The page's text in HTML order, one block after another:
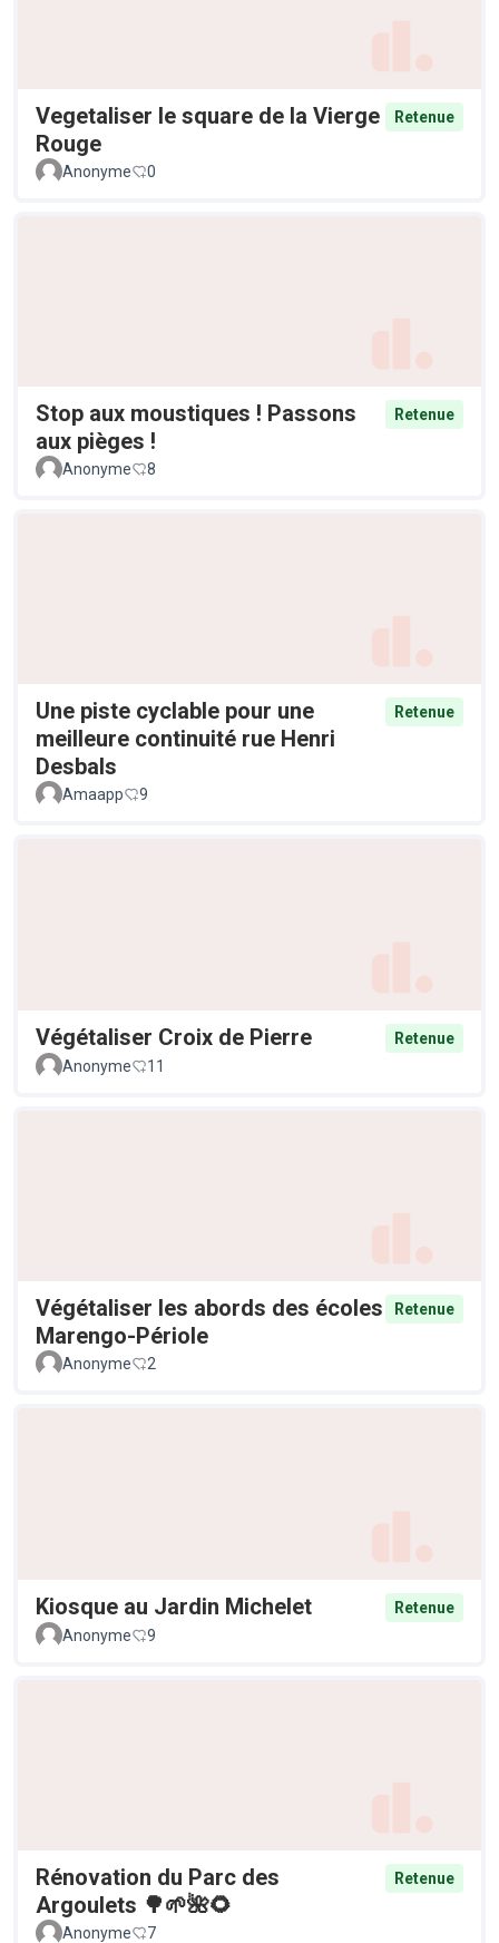
Vegetaliser le square de la Vierge
Rouge
Retenue
Anonyme 0
Stop aux moustiques ! Passons
aux pièges !
Retenue
Anonyme 8
Une piste cyclable pour une
meilleure continuité rue Henri
Desbals
Retenue
Amaapp 9
Végétaliser Croix de Pierre
Retenue
Anonyme
11
Végétaliser les abords des écoles
Marengo-Périole
Retenue
Anonyme 2
Kiosque au Jardin Michelet
Retenue
Anonyme
9
Rénovation du Parc des
Argoulets 🌳🌱🌺🌻
Retenue
Anonyme 7